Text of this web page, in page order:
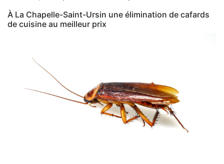
À La Chapelle-Saint-Ursin une élimination de cafards
de cuisine au meilleur prix